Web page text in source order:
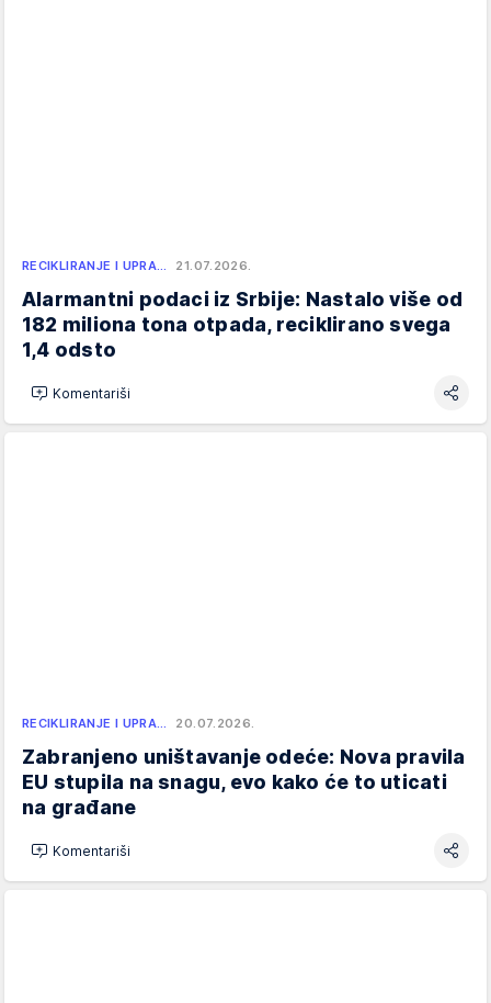
RECIKLIRANJE I UPRA… 21.07.2026.
Alarmantni podaci iz Srbije: Nastalo više od
182 miliona tona otpada, reciklirano svega
1,4 odsto
Komentariši
RECIKLIRANJE I UPRA… 20.07.2026.
Zabranjeno uništavanje odeće: Nova pravila
EU stupila na snagu, evo kako će to uticati
na građane
Komentariši